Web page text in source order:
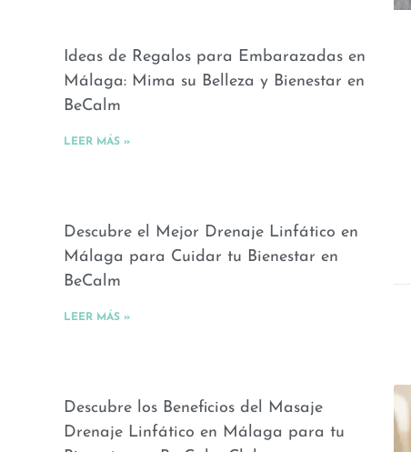
Ideas de Regalos para Embarazadas en
Málaga: Mima su Belleza y Bienestar en
BeCalm
LEER MÁS »
Descubre el Mejor Drenaje Linfático en
Málaga para Cuidar tu Bienestar en
BeCalm
LEER MÁS »
Descubre los Beneficios del Masaje
Drenaje Linfático en Málaga para tu